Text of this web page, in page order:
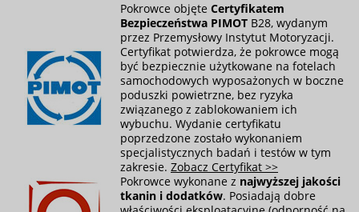
Pokrowce objęte Certyfikatem
Bezpieczeństwa PIMOT B28, wydanym
przez Przemysłowy Instytut Motoryzacji.
Certyfikat potwierdza, że pokrowce mogą
być bezpiecznie użytkowane na fotelach
samochodowych wyposażonych w boczne
poduszki powietrzne, bez ryzyka
związanego z zablokowaniem ich
wybuchu. Wydanie certyfikatu
poprzedzone zostało wykonaniem
specjalistycznych badań i testów w tym
zakresie. Zobacz Certyfikat >>
Pokrowce wykonane z najwyższej jakości
tkanin i dodatków. Posiadają dobre